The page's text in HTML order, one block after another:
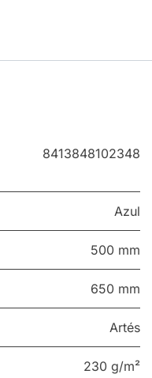
8413848102348
Azul
500 mm
650 mm
Artés
230 g/m²